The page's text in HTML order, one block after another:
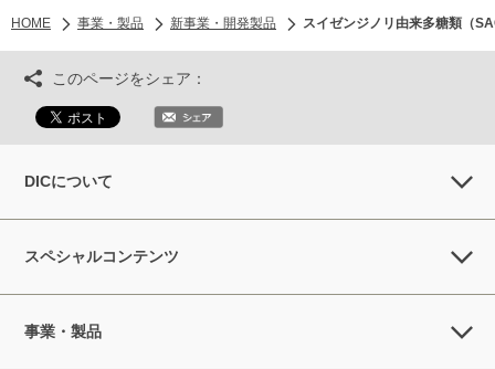
HOME 事業・製品 新事業・開発製品 スイゼンジノリ由来多糖類（
このページをシェア：
DICについて
スペシャルコンテンツ
事業・製品